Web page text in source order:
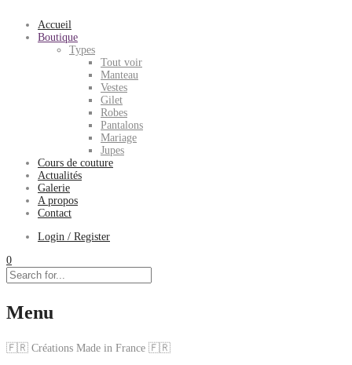
Accueil
Boutique
Types
Tout voir
Manteau
Vestes
Gilet
Robes
Pantalons
Mariage
Jupes
Cours de couture
Actualités
Galerie
A propos
Contact
Login / Register
0
Menu
🇫🇷 Créations Made in France 🇫🇷